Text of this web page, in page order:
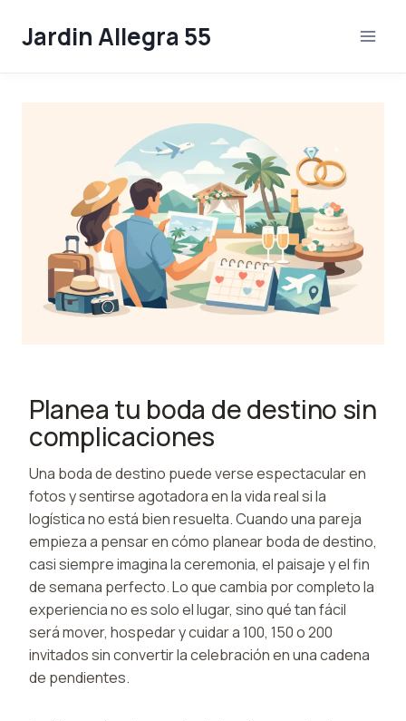
Jardin Allegra 55
Planea tu boda de destino sin
complicaciones
Una boda de destino puede verse espectacular en
fotos y sentirse agotadora en la vida real si la
logística no está bien resuelta. Cuando una pareja
empieza a pensar en cómo planear boda de destino,
casi siempre imagina la ceremonia, el paisaje y el fin
de semana perfecto. Lo que cambia por completo la
experiencia no es solo el lugar, sino qué tan fácil
será mover, hospedar y cuidar a 100, 150 o 200
invitados sin convertir la celebración en una cadena
de pendientes.